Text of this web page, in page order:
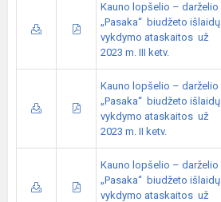
Kauno lopšelio – darželio
„Pasaka“ biudžeto išlaidų
vykdymo ataskaitos už
2023 m. III ketv.
Kauno lopšelio – darželio
„Pasaka“ biudžeto išlaidų
vykdymo ataskaitos už
2023 m. II ketv.
Kauno lopšelio – darželio
„Pasaka“ biudžeto išlaidų
vykdymo ataskaitos už